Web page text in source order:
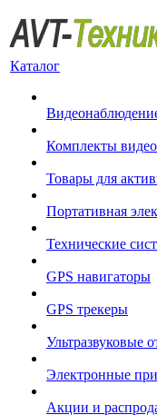
Каталог
Комплекты
Товары для
Портативная
Технические
GPS навигаторы
GPS трекеры
Ультразвуковые
Электронные
Акции и